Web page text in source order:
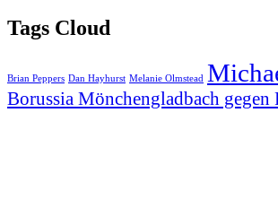
Tags Cloud
Brian Peppers Dan Hayhurst Melanie Olmstead
Borussia Mönchengladbach